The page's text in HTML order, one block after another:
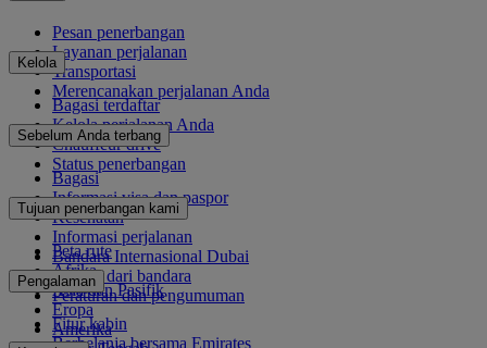
Pesan penerbangan
Layanan perjalanan
Transportasi
Merencanakan perjalanan Anda
Kelola
Bagasi terdaftar
Kelola perjalanan Anda
Chauffeur drive
Status penerbangan
Sebelum Anda terbang
Bagasi
Informasi visa dan paspor
Kesehatan
Informasi perjalanan
Bandara Internasional Dubai
Ke dan dari bandara
Peraturan dan pengumuman
Tujuan penerbangan kami
Peta rute
Afrika
Asia dan Pasifik
Eropa
Amerika
Pengalaman
Fitur kabin
Berbelanja bersama Emirates